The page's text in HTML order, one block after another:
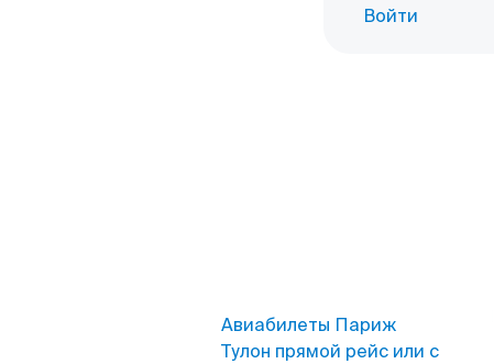
Войти
Авиабилеты Париж
Тулон прямой рейс или с